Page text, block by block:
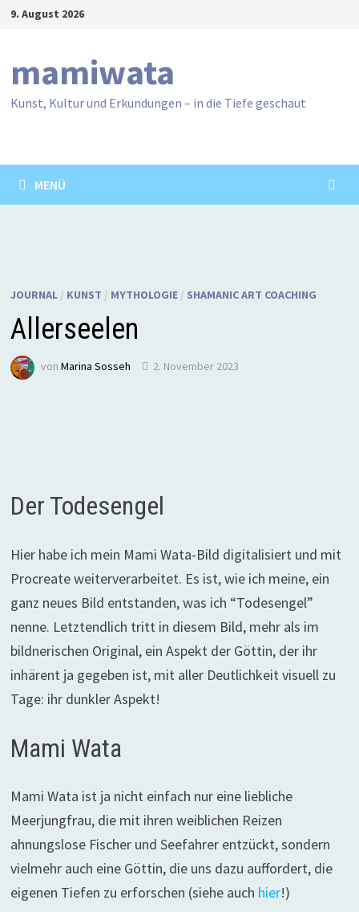
Zum9. August 2026
mamiwata
Kunst, Kultur und Erkundungen – in die Tiefe geschaut
MENÜ
JOURNAL/ KUNST / MYTHOLOGIE/ SHAMANIC ART COACHING
Allerseelen
von Marina Sosseh 2. November 2023
Der Todesengel
Hier habe ich mein Mami Wata-Bild digitalisiert und mit
Procreate weiterverarbeitet. Es ist, wie ich meine, ein
ganz neues Bild entstanden, was ich “Todesengel”
nenne. Letztendlich tritt in diesem Bild, mehr als im
bildnerischen Original, ein Aspekt der Göttin, der ihr
inhärent ja gegeben ist, mit aller Deutlichkeit visuell zu
Tage: ihr dunkler Aspekt!
Mami Wata
Mami Wata ist ja nicht einfach nur eine liebliche
Meerjungfrau, die mit ihren weiblichen Reizen
ahnungslose Fischer und Seefahrer entzückt, sondern
vielmehr auch eine Göttin, die uns dazu auffordert, die
eigenen Tiefen zu erforschen (siehe auch hier!)